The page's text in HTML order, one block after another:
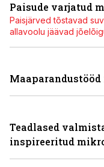
Paisude varjatud
Paisjärved tõstavad
allavoolu jäävad
Teadlased
inspireeritud